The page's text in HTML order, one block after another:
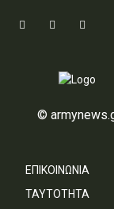
©
ΕΠΙΚΟΙΝΩΝΙΑ
ΤΑΥΤΟΤΗΤΑ